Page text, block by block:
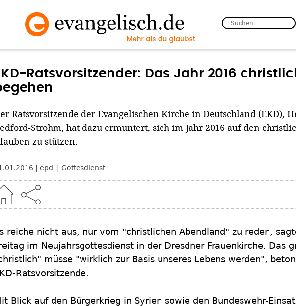
Ratsvorsitzender: Das Jahr 2016
Ratsvorsitzende der Evangelischen Kirche in Deutschland (EKD),
Strohm, hat dazu ermuntert, sich im Jahr 2016 auf den
zu stützen.
epd Gottesdienst
reiche nicht aus, nur vom "christlichen Abendland" zu reden,
im Neujahrsgottesdienst in der Dresdner Frauenkirche. Das
müsse "wirklich zur Basis unseres Lebens werden",
Ratsvorsitzende.
Blick auf den Bürgerkrieg in Syrien sowie den Bundeswehr-